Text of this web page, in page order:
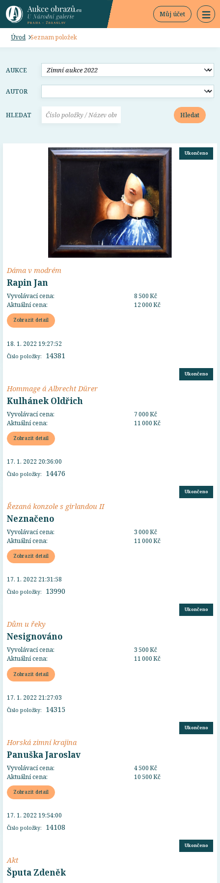
Můj účet
Úvod Seznam položek
AUKCE
AUTOR
HLEDAT Hledat
Ukončeno
Dáma v modrém
Rapin Jan
Vyvolávací cena:
8 500 Kč
Aktuální cena:
12 000 Kč
Zobrazit detail
Číslo položky: 14381
18. 1. 2022 19:27:52
Ukončeno
Hommage á Albrecht Dürer
Kulhánek Oldřich
Vyvolávací cena:
7 000 Kč
Aktuální cena:
11 000 Kč
Zobrazit detail
Číslo položky: 14476
17. 1. 2022 20:36:00
Ukončeno
Řezaná konzole s girlandou II
Neznačeno
Vyvolávací cena:
3 000 Kč
Aktuální cena:
11 000 Kč
Zobrazit detail
Číslo položky: 13990
17. 1. 2022 21:31:58
Ukončeno
Dům u řeky
Nesignováno
Vyvolávací cena:
3 500 Kč
Aktuální cena:
11 000 Kč
Zobrazit detail
Číslo položky: 14315
17. 1. 2022 21:27:03
Ukončeno
Horská zimní krajina
Panuška Jaroslav
Vyvolávací cena:
4 500 Kč
Aktuální cena:
10 500 Kč
Zobrazit detail
Číslo položky: 14108
17. 1. 2022 19:54:00
Ukončeno
Akt
Šputa Zdeněk